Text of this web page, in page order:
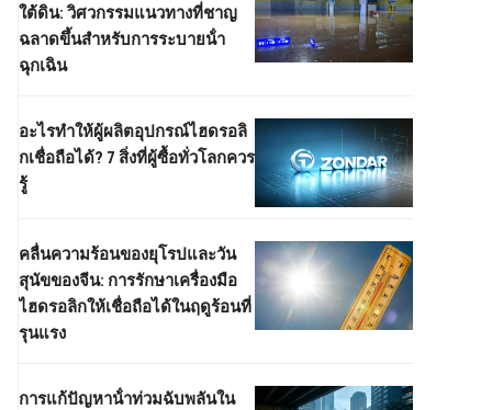
ใต้ดิน: วิศวกรรมแนวทางที่ชาญ
ฉลาดขึ้นสําหรับการระบายน้ํา
ฉุกเฉิน
อะไรทําให้ผู้ผลิตอุปกรณ์ไฮดรอลิ
กเชื่อถือได้? 7 สิ่งที่ผู้ซื้อทั่วโลกควร
รู้
คลื่นความร้อนของยุโรปและวัน
สุนัขของจีน: การรักษาเครื่องมือ
ไฮดรอลิกให้เชื่อถือได้ในฤดูร้อนที่
รุนแรง
การแก้ปัญหาน้ําท่วมฉับพลันใน